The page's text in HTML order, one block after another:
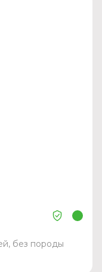
без породы